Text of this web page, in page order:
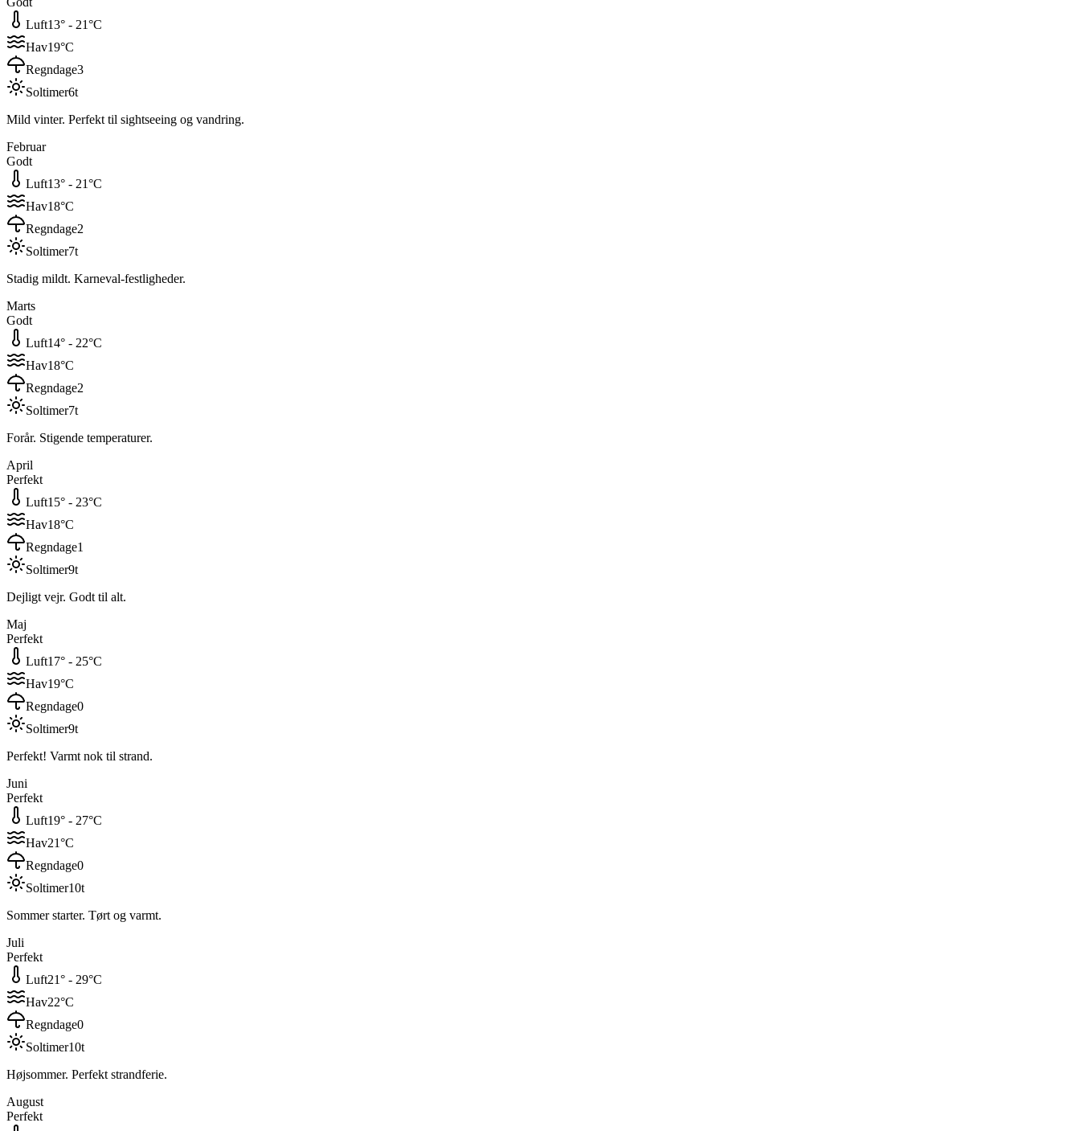
Luft13° - 21°C
Hav19°C
Regndage3
Soltimer6t
Mild vinter. Perfekt til sightseeing og vandring.
Februar
Godt
Luft13° - 21°C
Hav18°C
Regndage2
Soltimer7t
Stadig mildt. Karneval-festligheder.
Marts
Godt
Luft14° - 22°C
Hav18°C
Regndage2
Soltimer7t
Forår. Stigende temperaturer.
April
Perfekt
Luft15° - 23°C
Hav18°C
Regndage1
Soltimer9t
Dejligt vejr. Godt til alt.
Maj
Perfekt
Luft17° - 25°C
Hav19°C
Regndage0
Soltimer9t
Perfekt! Varmt nok til strand.
Juni
Perfekt
Luft19° - 27°C
Hav21°C
Regndage0
Soltimer10t
Sommer starter. Tørt og varmt.
Juli
Perfekt
Luft21° - 29°C
Hav22°C
Regndage0
Soltimer10t
Højsommer. Perfekt strandferie.
August
Perfekt